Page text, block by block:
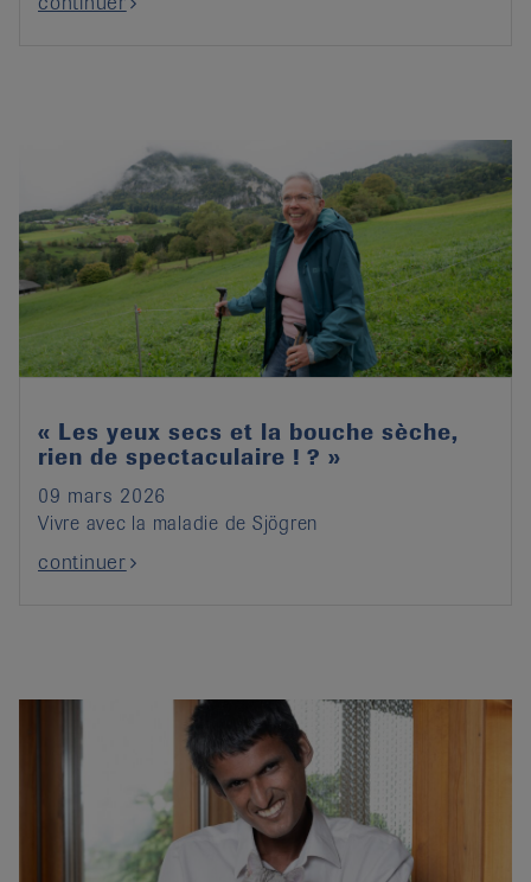
« Les yeux secs et la bouche sèche,
rien de spectaculaire ! ? »
09 mars 2026
Vivre avec la maladie de Sjögren
continuer